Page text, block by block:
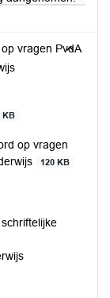
vragen PvdA
KB
op vragen
120 KB